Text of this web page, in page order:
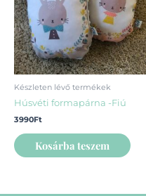
Készleten lévő termékek
Húsvéti formapárna -Fiú
3990Ft
Kosárba teszem